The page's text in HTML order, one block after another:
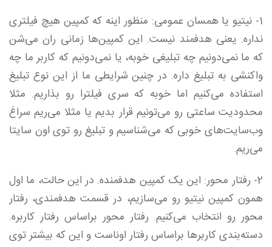
1- نیتیو یا همسان عمومی: منظور اینه که کمپین هیچ فیلتری
نداره. یعنی هدفمند نیست. این کمپین‌ها زمانی ران می‌شن
که ما نمی‌دونیم چه تبلیغی خوبه، یا نمی‌دونیم که کاربر ما چه
واکنشی به تبلیغ داره. در چنین شرایطی ما از این نوع تبلیغ
استفاده می‌کنیم اما خوبه که سری فیلترا رو بذاریم. مثلا
محدودیت ساعتی رو می‌تونیم قرار بدیم یا مثلا می‌ریم سراغ
وب‌سایت‌های خوبی که می‌شناسیم و تبلیغ رو توی اون سایتا
می‌ریم.
2- رفتار محور: این یک کمپین هدفمنده. در این حالت، ما اول
همون کمپین نیتیو رو می‌سازیم، در قسمت هدفمندی، رفتار
محور رو انتخاب می‌کنیم. رفتار محور براساس رفتار کاربره.
دسته‌بندی کاربرها براساس رفتار اوناست و این که بیشتر توی